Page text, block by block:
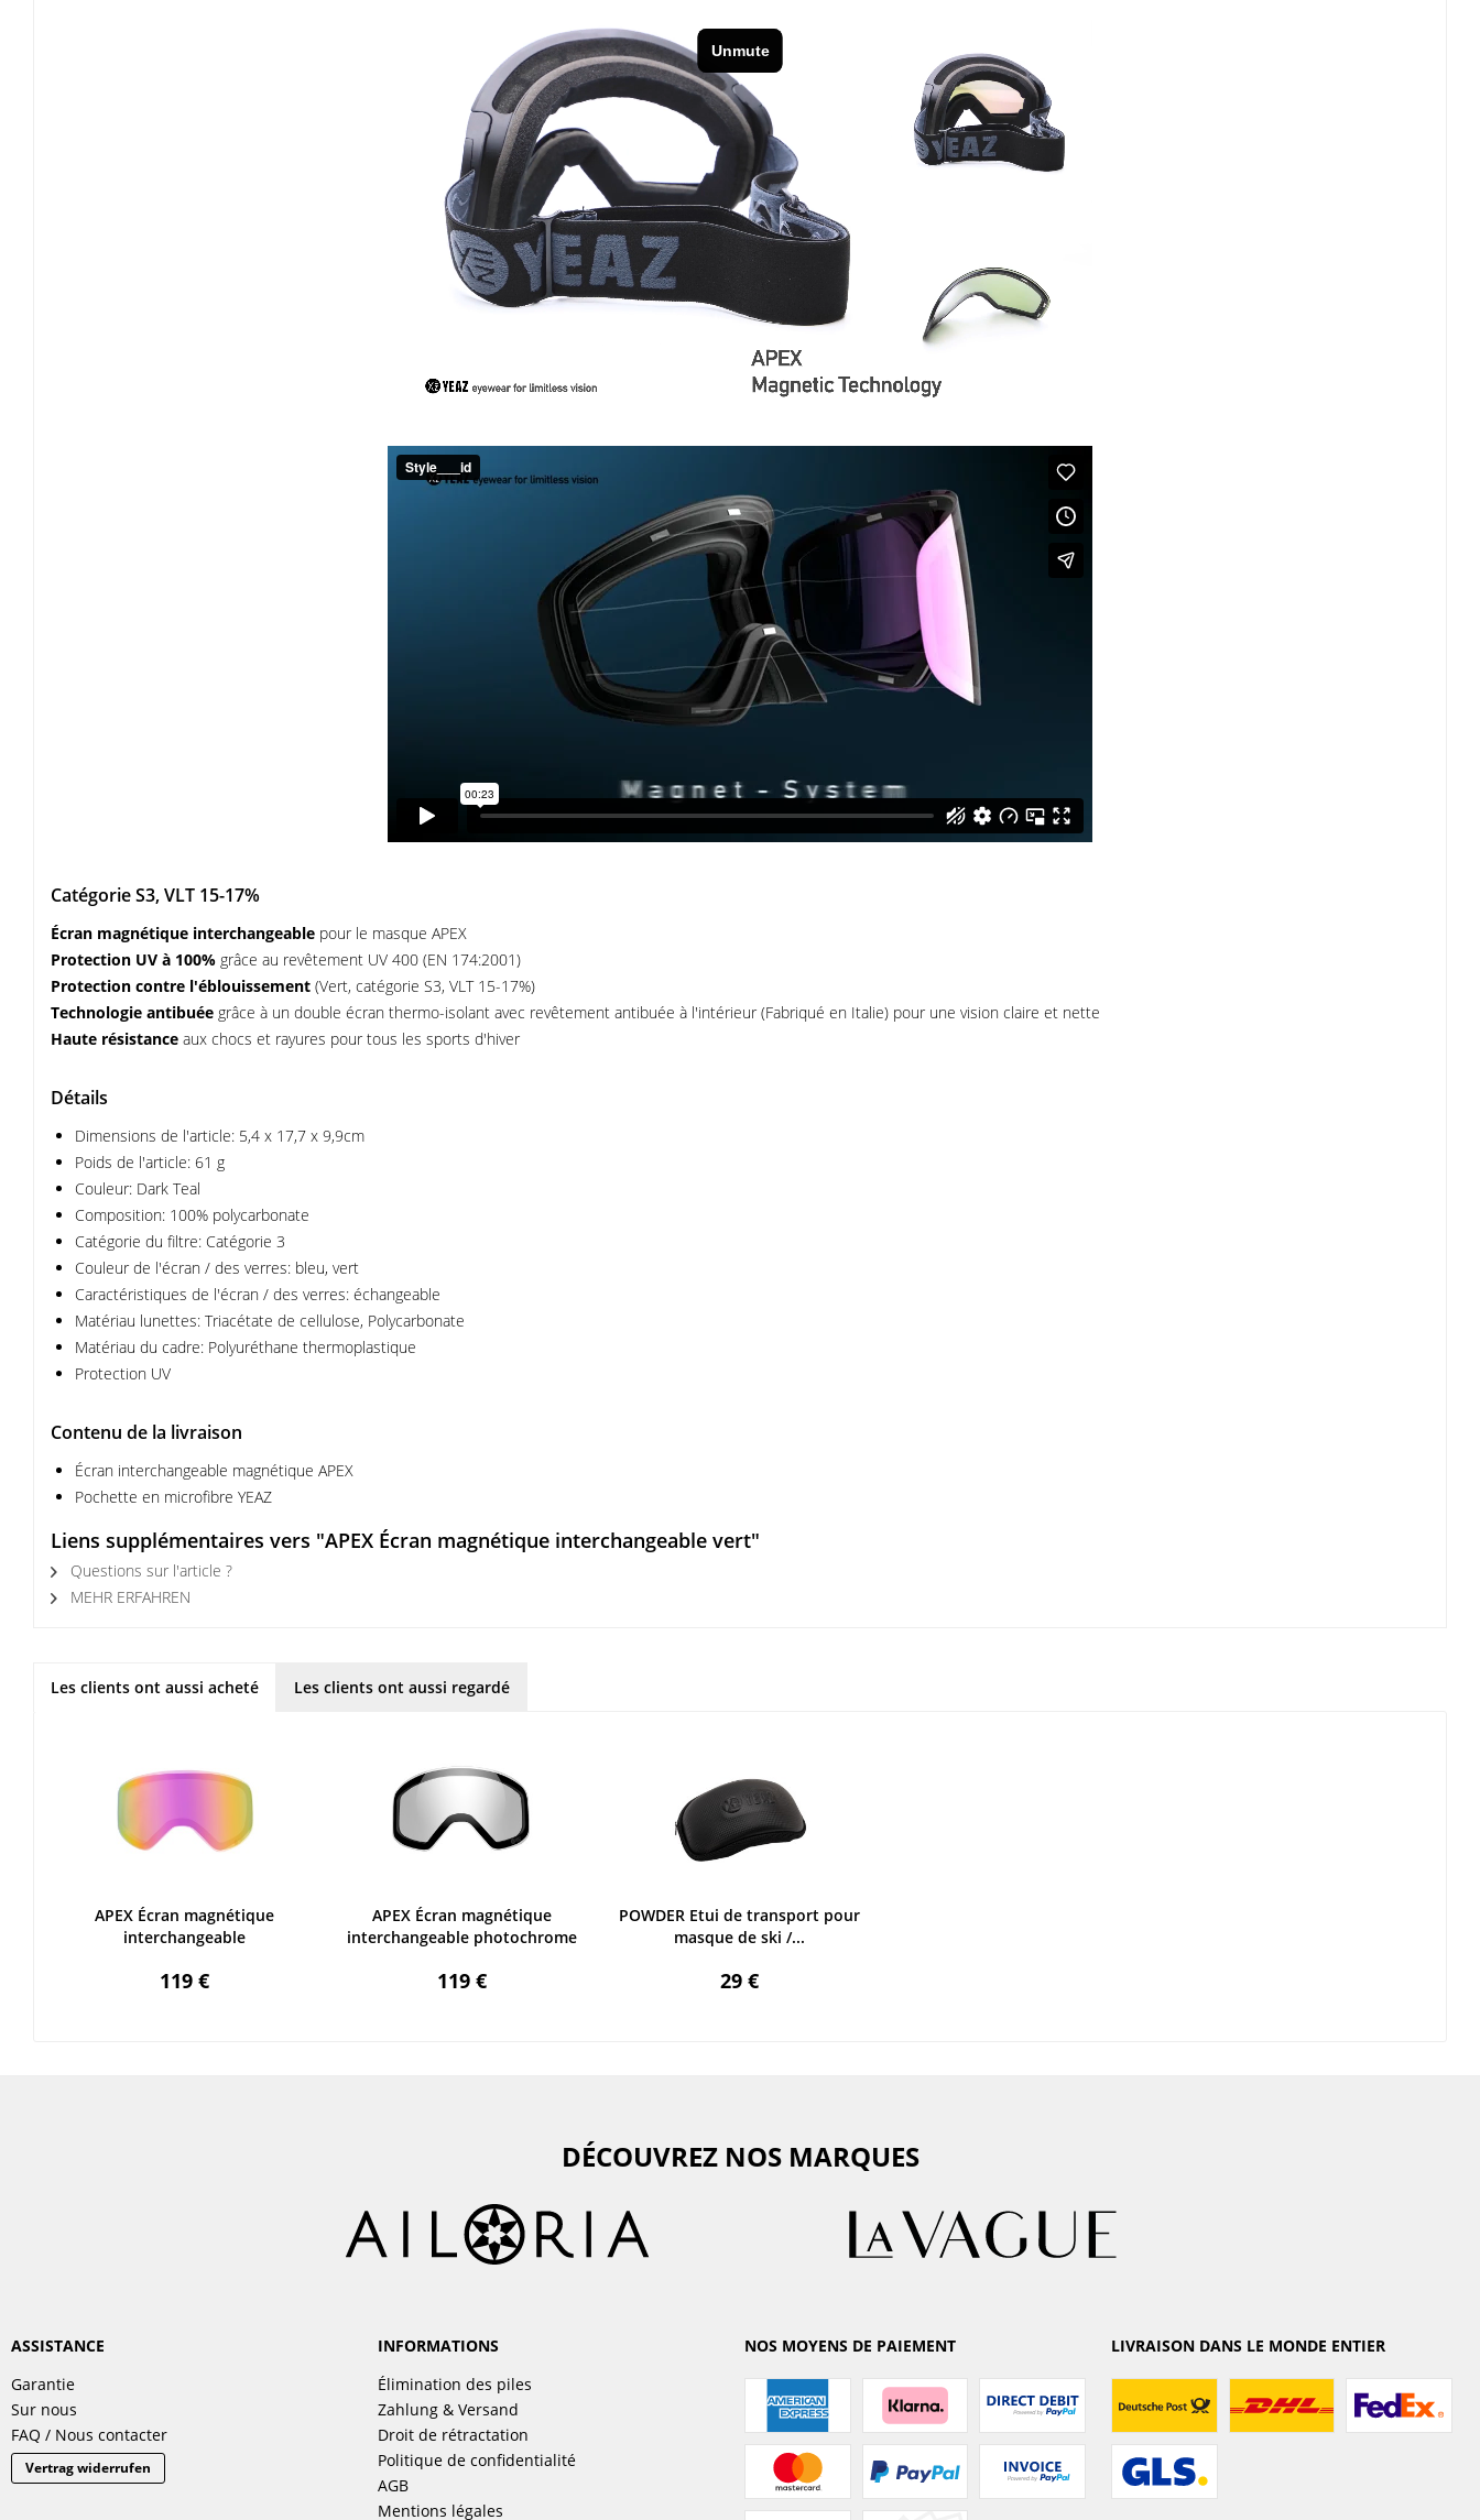
Catégorie S3, VLT 15-17%
Écran magnétique interchangeable pour le masque APEX
Protection UV à 100% grâce au revêtement UV 400 (EN 174:2001)
Protection contre l'éblouissement (Vert, catégorie S3, VLT 15-17%)
Technologie antibuée grâce à un double écran thermo-isolant avec revêtement antibuée à l'intérieur (Fabriqué en Italie) pour une vision claire et nette
Haute résistance aux chocs et rayures pour tous les sports d'hiver
Détails
Dimensions de l'article: 5,4 x 17,7 x 9,9cm
Poids de l'article: 61 g
Couleur: Dark Teal
Composition: 100% polycarbonate
Catégorie du filtre: Catégorie 3
Couleur de l'écran / des verres: bleu, vert
Caractéristiques de l'écran / des verres: échangeable
Matériau lunettes: Triacétate de cellulose, Polycarbonate
Matériau du cadre: Polyuréthane thermoplastique
Protection UV
Contenu de la livraison
Écran interchangeable magnétique APEX
Pochette en microfibre YEAZ
Liens supplémentaires vers "APEX Écran magnétique interchangeable vert"
Questions sur l'article ?
MEHR ERFAHREN
Les clients ont aussi acheté Les clients ont aussi regardé
APEX Écran magnétique
interchangeable
119 €
APEX Écran magnétique
interchangeable photochrome
119 €
POWDER Etui de transport pour
masque de ski /...
29 €
DÉCOUVREZ NOS MARQUES
ASSISTANCE
Garantie
Sur nous
FAQ / Nous contacter
Vertrag widerrufen
INFORMATIONS
Élimination des piles
Zahlung & Versand
Droit de rétractation
Politique de confidentialité
AGB
Mentions légales
NOS MOYENS DE PAIEMENT LIVRAISON DANS LE MONDE ENTIER